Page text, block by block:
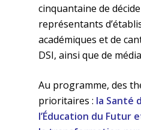
cinquantaine de
représentants
académiques et de
DSI, ainsi que de
Au programme, des
prioritaires : la Santé
l’Éducation du Futur